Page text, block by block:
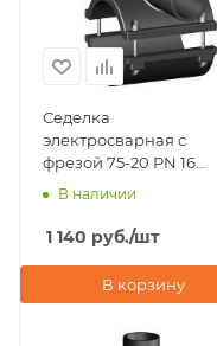
Седелка
электросварная с
фрезой 75-20 PN 16
TAPPING TEE WITHOUT
В наличии
1 140 руб./шт
В корзину